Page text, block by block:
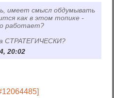
имеет смысл обдумывать
как в этом топике -
работает?
СТРАТЕГИЧЕСКИ?
20:02